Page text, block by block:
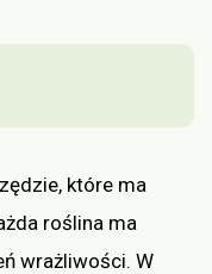
które ma
roślina ma
wrażliwości. W